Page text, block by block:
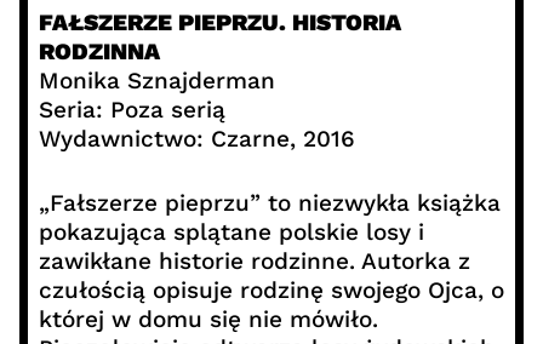
FAŁSZERZE PIEPRZU. HISTORIA
RODZINNA
Monika Sznajderman
Seria: Poza serią
Wydawnictwo: Czarne, 2016
„Fałszerze pieprzu” to niezwykła książka
pokazująca splątane polskie losy i
zawikłane historie rodzinne. Autorka z
czułością opisuje rodzinę swojego Ojca, o
której w domu się nie mówiło.